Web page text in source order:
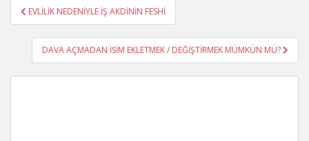
Yazı
gezinmesi
EVLİLİK NEDENİYLE İŞ AKDİNİN FESHİ
DAVA AÇMADAN İSİM EKLETMEK / DEĞİŞTİRMEK MÜMKÜN MÜ?